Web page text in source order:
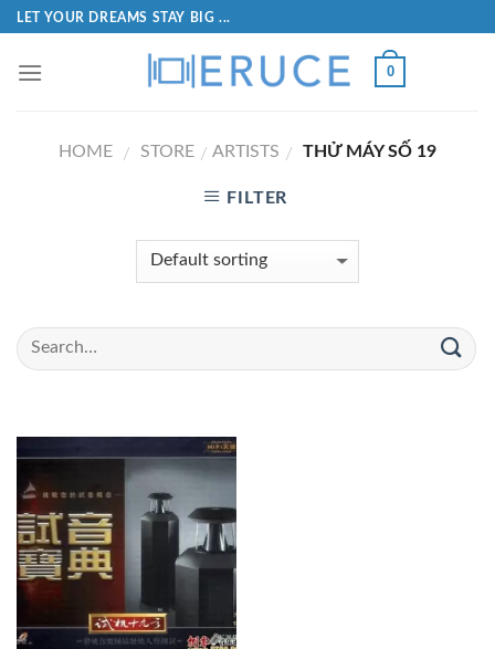
LET YOUR DREAMS STAY BIG ...
0
HOME / STORE / ARTISTS / THỬ MÁY SỐ 19
FILTER